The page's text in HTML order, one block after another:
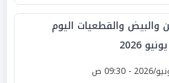
والبيض والقطعيات اليوم